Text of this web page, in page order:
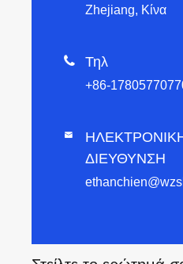
Zhejiang, Κίνα
 Τηλ
+86-

ΔΙΕΥΘΥΝΣΗ